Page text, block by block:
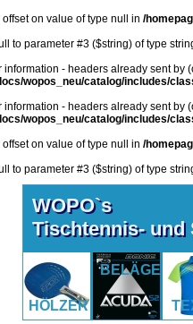
on value of type null in /
to parameter #3 ($string) of type
information - headers already sent
wopos_neu/catalog/includes/
information - headers already sent
wopos_neu/catalog/includes/
on value of type null in /
to parameter #3 ($string) of type
WOPO`s
Tischtennis- und
HÖLZER
BELÄGE